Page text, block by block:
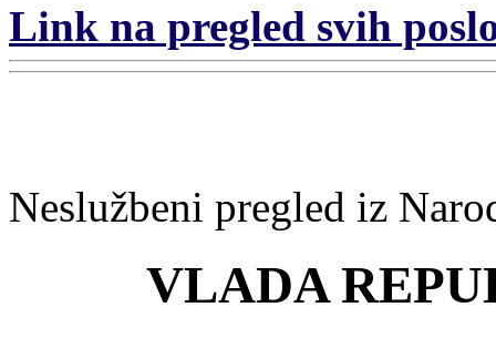
Link na pregled svih
Neslužbeni pregled iz
VLADA